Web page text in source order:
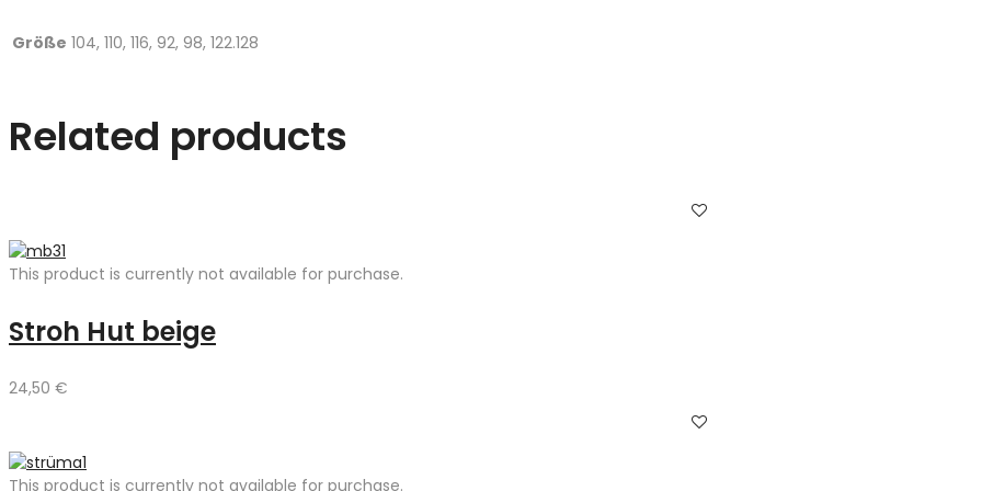
Größe 104, 110, 116, 92, 98, 122.128
Related products
This product is currently not available for purchase.
Stroh Hut beige
24,50 €
This product is currently not available for purchase.